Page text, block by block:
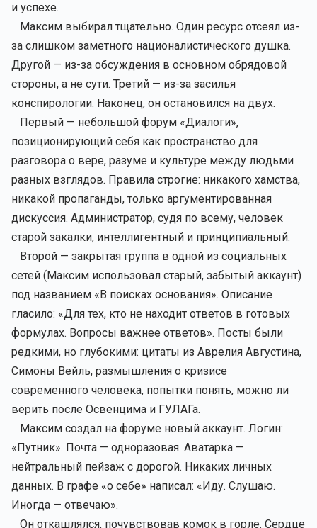
и успехе.
Максим выбирал тщательно. Один ресурс отсеял из-
за слишком заметного националистического душка.
Другой — из-за обсуждения в основном обрядовой
стороны, а не сути. Третий — из-за засилья
конспирологии. Наконец, он остановился на двух.
Первый — небольшой форум «Диалоги»,
позиционирующий себя как пространство для
разговора о вере, разуме и культуре между людьми
разных взглядов. Правила строгие: никакого хамства,
никакой пропаганды, только аргументированная
дискуссия. Администратор, судя по всему, человек
старой закалки, интеллигентный и принципиальный.
Второй — закрытая группа в одной из социальных
сетей (Максим использовал старый, забытый аккаунт)
под названием «В поисках основания». Описание
гласило: «Для тех, кто не находит ответов в готовых
формулах. Вопросы важнее ответов». Посты были
редкими, но глубокими: цитаты из Аврелия Августина,
Симоны Вейль, размышления о кризисе
современного человека, попытки понять, можно ли
верить после Освенцима и ГУЛАГа.
Максим создал на форуме новый аккаунт. Логин:
«Путник». Почта — одноразовая. Аватарка —
нейтральный пейзаж с дорогой. Никаких личных
данных. В графе «о себе» написал: «Иду. Слушаю.
Иногда — отвечаю».
Он откашлялся, почувствовав комок в горле. Сердце